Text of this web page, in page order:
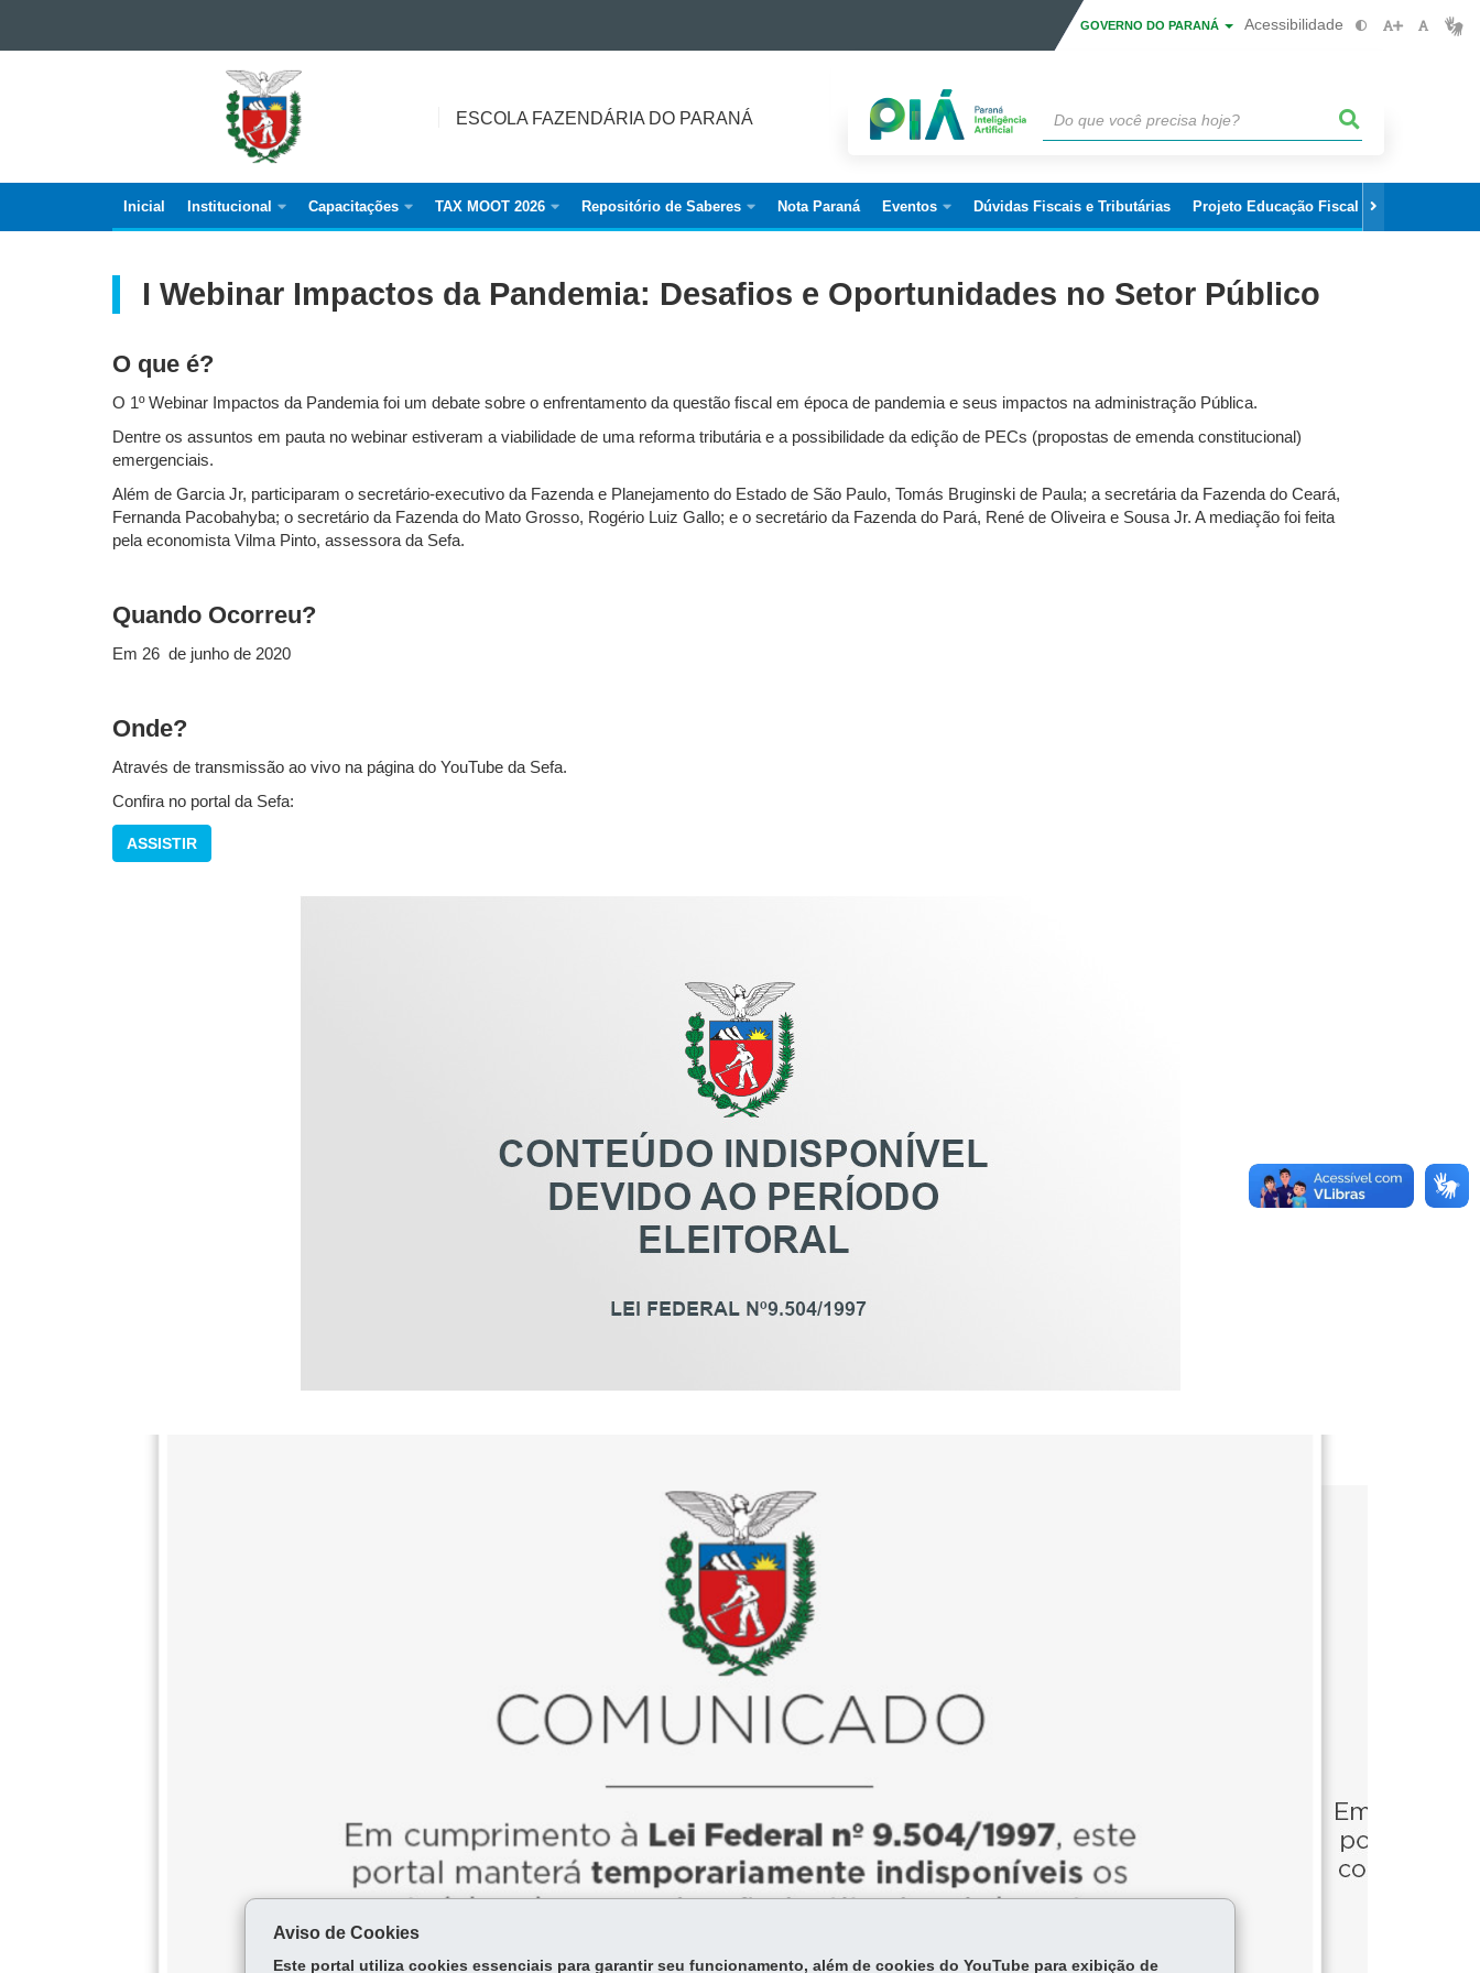
GOVERNO DO PARANÁ Acessibilidade
FAZENDÁRIA
ESCOLA FAZENDÁRIA DO PARANÁ
Navegação
Inicial Institucional Capacitações TAX MOOT 2026 Repositório de Saberes Nota Paraná Eventos Dúvidas Fiscais e Tributárias Projeto Educação Fiscal nas Escolas
I Webinar Impactos da Pandemia: Desafios e Oportunidades no Setor Público
O que é?
O 1º Webinar Impactos da Pandemia foi um debate sobre o enfrentamento da questão fiscal em época de pandemia e seus impactos na administração Pública.
Dentre os assuntos em pauta no webinar estiveram a viabilidade de uma reforma tributária e a possibilidade da edição de PECs (propostas de emenda constitucional)
emergenciais.
Além de Garcia Jr, participaram o secretário-executivo da Fazenda e Planejamento do Estado de São Paulo, Tomás Bruginski de Paula; a secretária da Fazenda do Ceará,
Fernanda Pacobahyba; o secretário da Fazenda do Mato Grosso, Rogério Luiz Gallo; e o secretário da Fazenda do Pará, René de Oliveira e Sousa Jr. A mediação foi feita
pela economista Vilma Pinto, assessora da Sefa.
Quando Ocorreu?
Em 26 de junho de 2020
Onde?
Através de transmissão ao vivo na página do YouTube da Sefa.
Confira no portal da Sefa:
ASSISTIR
Aviso de Cookies
Este portal utiliza cookies essenciais para garantir seu funcionamento, além de cookies do YouTube para exibição de